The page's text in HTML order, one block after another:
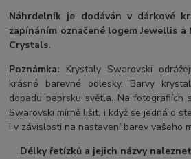
Náhrdelník je dodáván v dárkové
zapínáním označené logem Jewellis
Crystals.
Poznámka: Krystaly Swarovski
krásné barevné odlesky. Barvy
dopadu paprsku světla. Na fotografiích
Swarovski mírně lišit, i když se jedná o
i v závislosti na nastavení barev vašeho
Délky řetízků a jejich názvy